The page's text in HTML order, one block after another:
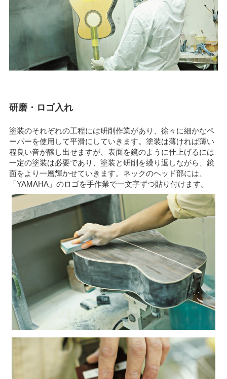
研磨・ロゴ入れ
塗装のそれぞれの工程には研削作業があり、徐々に細かなペ
ーパーを使用して平滑にしていきます。塗装は薄ければ薄い
程良い音が醸し出せますが、表面を鏡のように仕上げるには
一定の塗装は必要であり、塗装と研削を繰り返しながら、鏡
面をより一層輝かせていきます。ネックのヘッド部には、
「YAMAHA」のロゴを手作業で一文字ずつ貼り付けます。